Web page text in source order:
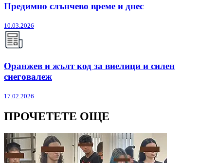
Предимно слънчево време и днес
10.03.2026
Оранжев и жълт код за виелици и силен
снеговалеж
17.02.2026
ПРОЧЕТЕТЕ ОЩЕ